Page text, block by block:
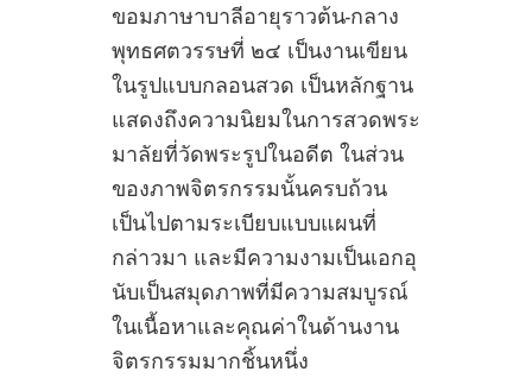
ขอมภาษาบาลีอายุราวต้น-กลาง
พุทธศตวรรษที่ ๒๔ เป็นงานเขียน
ในรูปแบบกลอนสวด เป็นหลักฐาน
แสดงถึงความนิยมในการสวดพระ
มาลัยที่วัดพระรูปในอดีต ในส่วน
ของภาพจิตรกรรมนั้นครบถ้วน
เป็นไปตามระเบียบแบบแผนที่
กล่าวมา และมีความงามเป็นเอกอุ
นับเป็นสมุดภาพที่มีความสมบูรณ์
ในเนื้อหาและคุณค่าในด้านงาน
จิตรกรรมมากชิ้นหนึ่ง